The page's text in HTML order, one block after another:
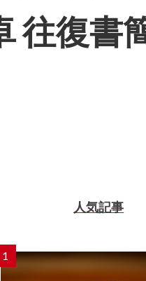
往復書
人気記事
1